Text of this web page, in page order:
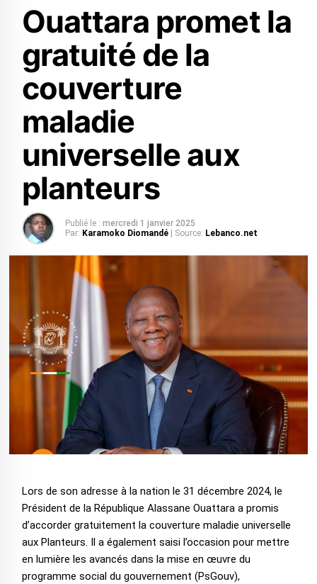
Ouattara promet la
gratuité de la
couverture
maladie
universelle aux
planteurs
Publié le : mercredi 1 janvier 2025
Par: Karamoko Diomandé | Source: Lebanco.net
Lors de son adresse à la nation le 31 décembre 2024, le
Président de la République Alassane Ouattara a promis
d’accorder gratuitement la couverture maladie universelle
aux Planteurs. Il a également saisi l’occasion pour mettre
en lumière les avancés dans la mise en œuvre du
programme social du gouvernement (PsGouv),